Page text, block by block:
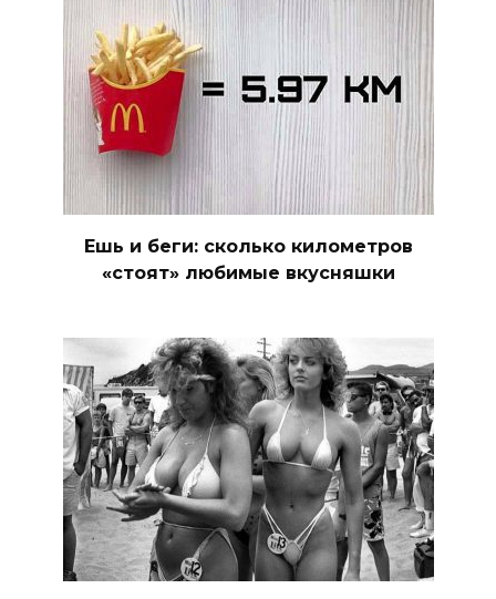
Ешь и беги: сколько километров
«стоят» любимые вкусняшки